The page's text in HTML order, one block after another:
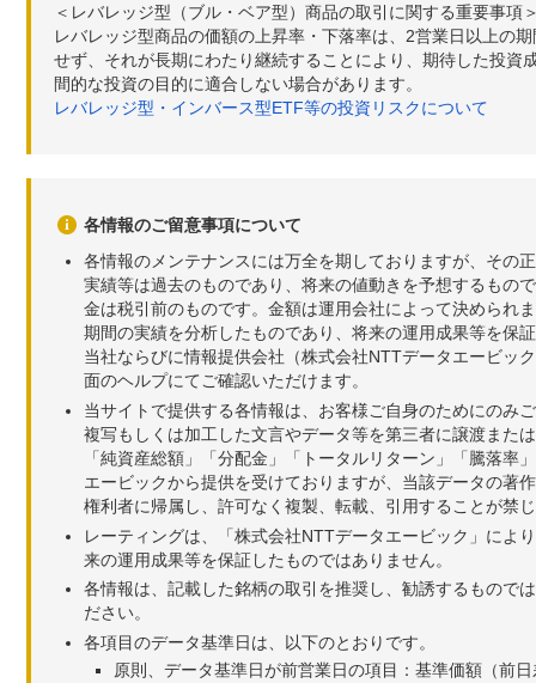
＜レバレッジ型（ブル・ベア型）商品の取引に関する重要事項
レバレッジ型商品の価額の上昇率・下落率は、2営業日以上の
せず、それが長期にわたり継続することにより、期待した投
間的な投資の目的に適合しない場合があります。
レバレッジ型・インバース型ETF等の投資リスクについて
各情報のご留意事項について
各情報のメンテナンスには万全を期しておりますが、その
実績等は過去のものであり、将来の値動きを予想するもの
金は税引前のものです。金額は運用会社によって決められ
期間の実績を分析したものであり、将来の運用成果等を保
当社ならびに情報提供会社（株式会社NTTデータエービッ
面のヘルプにてご確認いただけます。
当サイトで提供する各情報は、お客様ご自身のためにのみ
複写もしくは加工した文言やデータ等を第三者に譲渡また
「純資産総額」「分配金」「トータルリターン」「騰落
エービックから提供を受けておりますが、当該データの著
権利者に帰属し、許可なく複製、転載、引用することが禁
レーティングは、「株式会社NTTデータエービック」によ
来の運用成果等を保証したものではありません。
各情報は、記載した銘柄の取引を推奨し、勧誘するもので
ださい。
各項目のデータ基準日は、以下のとおりです。
原則、データ基準日が前営業日の項目：基準価額（前